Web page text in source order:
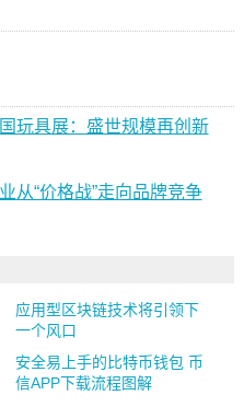
玩具展：盛世规模再创新
从“价格战”走向品牌竞争
应用型区块链技术将引领下
一个风口
安全易上手的比特币钱包 币
信APP下载流程图解